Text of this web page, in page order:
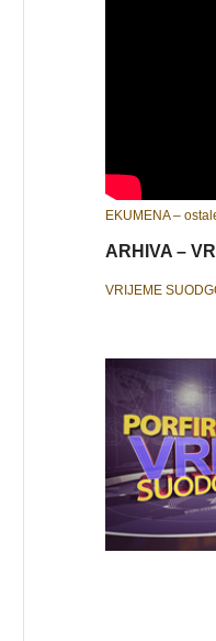
EKUMENA –
ARHIVA –
VRIJEME